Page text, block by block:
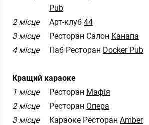
Pub
2 місце
Арт-клуб 44
3 місце
Ресторан Салон Канапа
4 місце
Паб Ресторан Docker Pub
Кращий караоке
1 місце
Ресторан Мафія
2 місце
Ресторан Опера
3 місце
Караоке Ресторан Amber